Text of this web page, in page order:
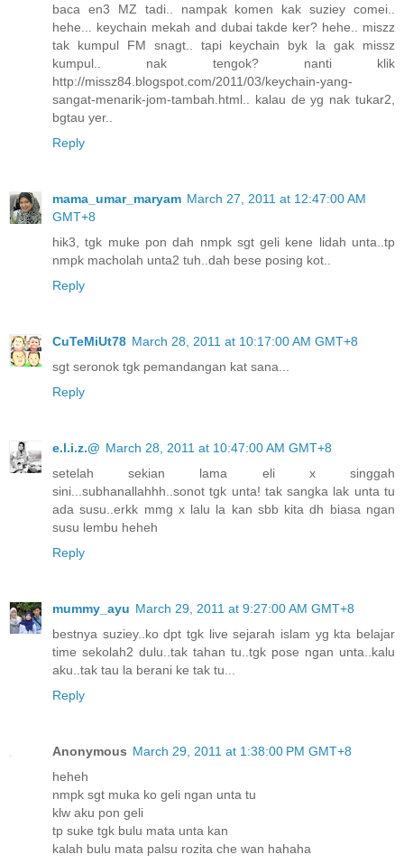
baca en3 MZ tadi.. nampak komen kak suziey comei..
hehe... keychain mekah and dubai takde ker? hehe.. miszz
tak kumpul FM snagt.. tapi keychain byk la gak missz
kumpul.. nak tengok? nanti klik
http://missz84.blogspot.com/2011/03/keychain-yang-
sangat-menarik-jom-tambah.html.. kalau de yg nak tukar2,
bgtau yer..
Reply
mama_umar_maryam March 27, 2011 at 12:47:00 AM
GMT+8
hik3, tgk muke pon dah nmpk sgt geli kene lidah unta..tp
nmpk macholah unta2 tuh..dah bese posing kot..
Reply
CuTeMiUt78 March 28, 2011 at 10:17:00 AM GMT+8
sgt seronok tgk pemandangan kat sana...
Reply
e.l.i.z.@ March 28, 2011 at 10:47:00 AM GMT+8
setelah sekian lama eli x singgah
sini...subhanallahhh..sonot tgk unta! tak sangka lak unta tu
ada susu..erkk mmg x lalu la kan sbb kita dh biasa ngan
susu lembu heheh
Reply
mummy_ayu March 29, 2011 at 9:27:00 AM GMT+8
bestnya suziey..ko dpt tgk live sejarah islam yg kta belajar
time sekolah2 dulu..tak tahan tu..tgk pose ngan unta..kalu
aku..tak tau la berani ke tak tu...
Reply
Anonymous March 29, 2011 at 1:38:00 PM GMT+8
heheh
nmpk sgt muka ko geli ngan unta tu
klw aku pon geli
tp suke tgk bulu mata unta kan
kalah bulu mata palsu rozita che wan hahaha